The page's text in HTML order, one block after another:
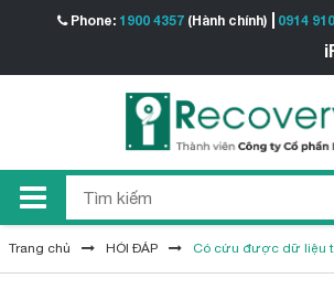
Phone: 1900 4357(Hành chính) 0914
Trang chủ HỎI ĐÁP Có cứu được dữ liệu